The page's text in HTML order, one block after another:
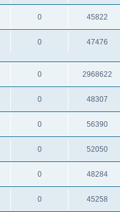
0 45822
0 47476
0 2968622
0 48307
0 56390
0 52050
0 48284
0 45258